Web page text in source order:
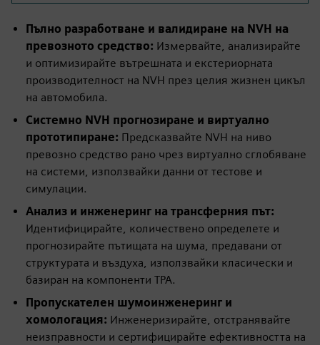
Пълно разработване и валидиране на NVH на
превозното средство: Измервайте, анализирайте
и оптимизирайте вътрешната и екстериорната
производителност на NVH през целия жизнен цикъл
на автомобила.
Системно NVH прогнозиране и виртуално
прототипиране: Предсказвайте NVH на ниво
превозно средство рано чрез виртуално сглобяване
на системи, използвайки данни от тестове и
симулации.
Анализ и инженеринг на трансферния път:
Идентифицирайте, количествено определете и
прогнозирайте пътищата на шума, предавани от
структурата и въздуха, използвайки класически и
базиран на компоненти TPA.
Пропускателен шумоинженеринг и
хомологация: Инженеризирайте, отстранявайте
неизправности и сертифицирайте ефективността на